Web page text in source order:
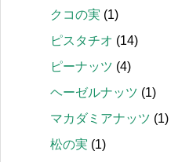
クコの実 (1)
ピスタチオ (14)
ピーナッツ (4)
ヘーゼルナッツ (1)
マカダミアナッツ (1)
松の実 (1)